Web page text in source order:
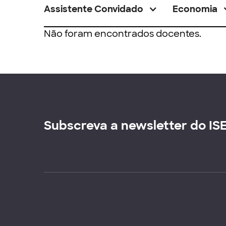
Assistente Convidado Economia
Não foram encontrados docentes.
Subscreva a newsletter do